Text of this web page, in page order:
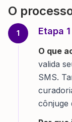
O
1 Etapa 1
O que
valida
SMS.
cônjuge